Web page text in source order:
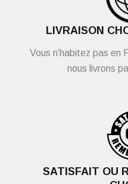
LIVRAISON
Vous n’habitez pas en
nous livrons
SATISFAIT OU